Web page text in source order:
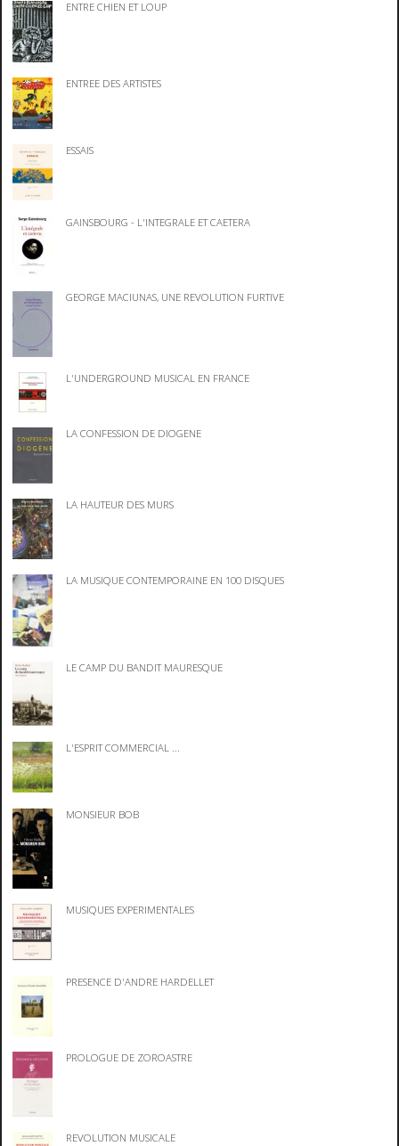
ENTRE CHIEN ET LOUP
ENTREE DES ARTISTES
ESSAIS
GAINSBOURG - L'INTEGRALE ET CAETERA
GEORGE MACIUNAS, UNE REVOLUTION FURTIVE
L'UNDERGROUND MUSICAL EN FRANCE
LA CONFESSION DE DIOGENE
LA HAUTEUR DES MURS
LA MUSIQUE CONTEMPORAINE EN 100 DISQUES
LE CAMP DU BANDIT MAURESQUE
L'ESPRIT COMMERCIAL ...
MONSIEUR BOB
MUSIQUES EXPERIMENTALES
PRESENCE D'ANDRE HARDELLET
PROLOGUE DE ZOROASTRE
REVOLUTION MUSICALE